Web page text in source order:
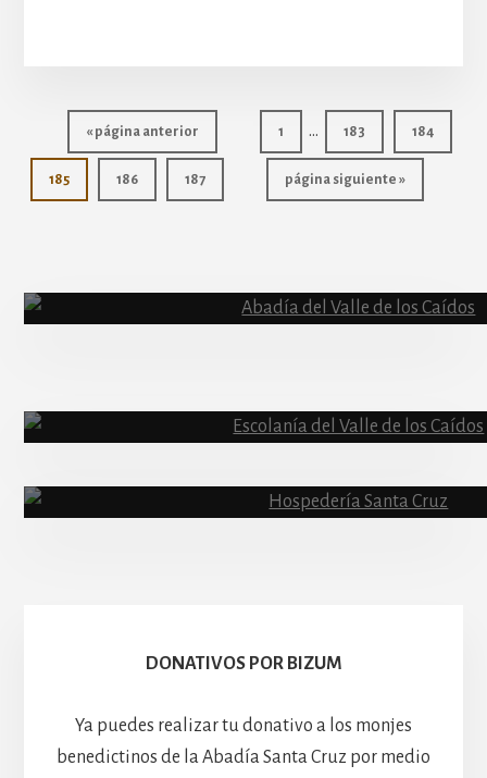
« Ir
a
página anterior Página
1
Páginas
intermedias
omitidas
… Página
183 Página
184
Página
185 Página
186 Página
187
Ir
a
página siguiente »
Content
Hospedería
DONATIVOS POR BIZUM
Ya puedes realizar tu donativo a los monjes
benedictinos de la Abadía Santa Cruz por medio